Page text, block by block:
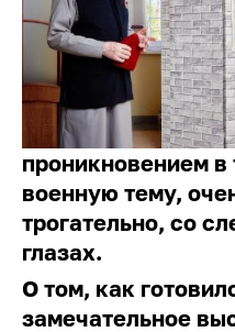
проникновением
военную тему,
трогательно, со
глазах.
О том, как
замечательное